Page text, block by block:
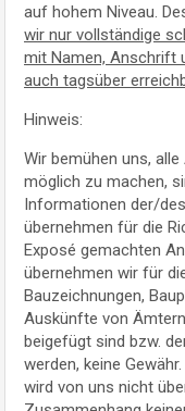
auf hohem Niveau.
wir nur vollständige
mit Namen, Anschrift
auch tagsüber
Hinweis:
Wir bemühen uns,
möglich zu machen,
Informationen der/
übernehmen für die
Exposé gemachten
übernehmen wir für
Bauzeichnungen,
Auskünfte von
beigefügt sind bzw.
werden, keine
wird von uns nicht